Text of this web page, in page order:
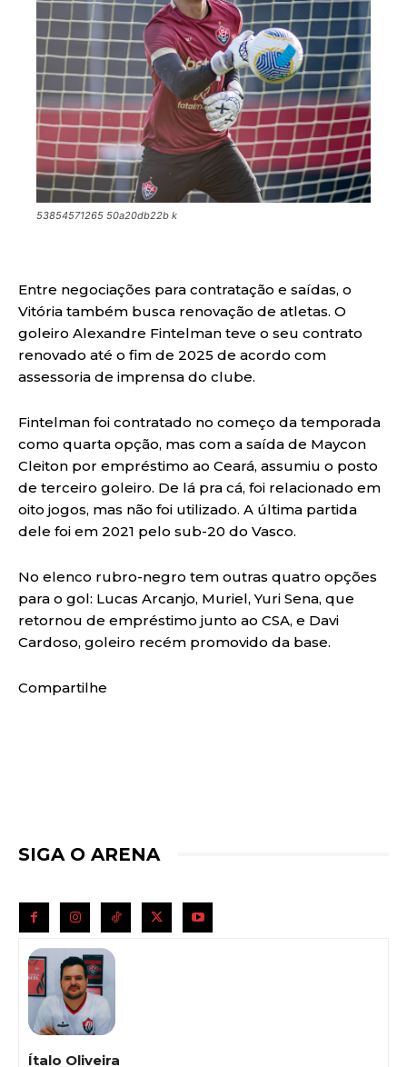
53854571265 50a20db22b k
Entre negociações para contratação e saídas, o
Vitória também busca renovação de atletas. O
goleiro Alexandre Fintelman teve o seu contrato
renovado até o fim de 2025 de acordo com
assessoria de imprensa do clube.
Fintelman foi contratado no começo da temporada
como quarta opção, mas com a saída de Maycon
Cleiton por empréstimo ao Ceará, assumiu o posto
de terceiro goleiro. De lá pra cá, foi relacionado em
oito jogos, mas não foi utilizado. A última partida
dele foi em 2021 pelo sub-20 do Vasco.
No elenco rubro-negro tem outras quatro opções
para o gol: Lucas Arcanjo, Muriel, Yuri Sena, que
retornou de empréstimo junto ao CSA, e Davi
Cardoso, goleiro recém promovido da base.
Compartilhe
SIGA O ARENA
Ítalo Oliveira